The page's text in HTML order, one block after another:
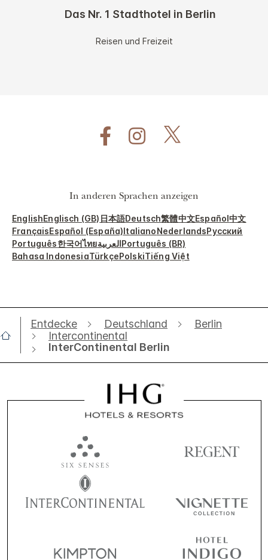
Das Nr. 1 Stadthotel in Berlin
Reisen und Freizeit
In anderen Sprachen anzeigen
EnglishEnglisch (GB) 日本語Deutsch繁體中文Español中文
FrançaisEspañol (España)ItalianoNederlandsРусский
Português한국어ไทยالعربيةPortuguês (BR)
Bahasa IndonesiaTürkçePolskiTiếng Việt
Entdecke Deutschland
Berlin
Intercontinental
InterContinental Berlin